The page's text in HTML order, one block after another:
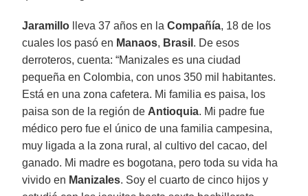
Jaramillo lleva 37 años en laCompañía, 18 de los
cuales los pasó en Manaos, Brasil . De esos
derroteros, cuenta: “Manizales es una ciudad
pequeña en Colombia, con unos 350 mil habitantes.
Está en una zona cafetera. Mi familia es paisa, los
paisa son de la región de Antioquia. Mi padre fue
médico pero fue el único de una familia campesina,
muy ligada a la zona rural, al cultivo del cacao, del
ganado. Mi madre es bogotana, pero toda su vida ha
vivido en Manizales. Soy el cuarto de cinco hijos y